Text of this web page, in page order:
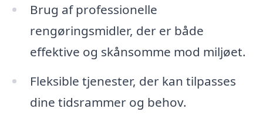
Brug af professionelle
rengøringsmidler, der er både
effektive og skånsomme mod miljøet.
Fleksible tjenester, der kan tilpasses
dine tidsrammer og behov.